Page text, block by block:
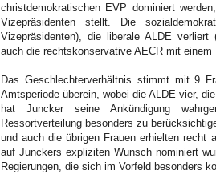
christdemokratischen EVP dominiert
Vizepräsidenten stellt. Die
Vizepräsidenten), die liberale ALDE
auch die rechtskonservative AECR mit einem
Das Geschlechterverhältnis stimmt mit 9
Amtsperiode überein, wobei die ALDE vier,
hat Juncker seine Ankündigung
Ressortverteilung besonders zu
und auch die übrigen Frauen erhielten recht
auf Junckers expliziten Wunsch nominiert
Regierungen, die sich im Vorfeld besonders